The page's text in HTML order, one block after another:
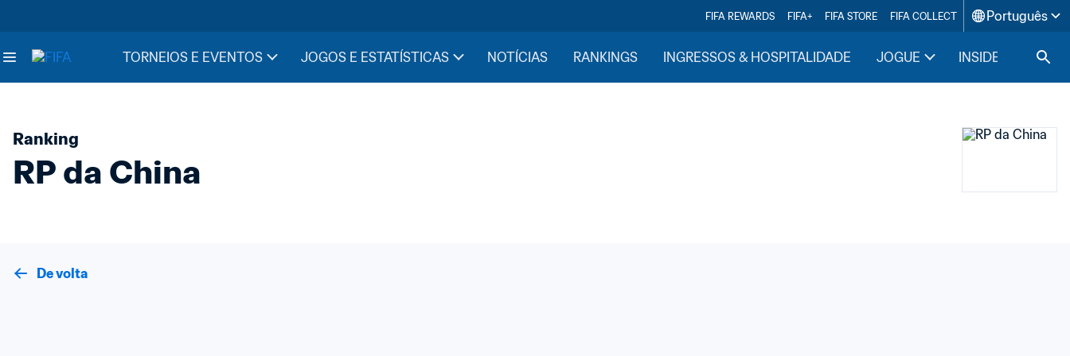
FIFA REWARDS FIFA+ FIFA STORE FIFA COLLECT Português
TORNEIOS E EVENTOS JOGOS E ESTATÍSTICAS NOTÍCIAS RANKINGS INGRESSOS & HOSPITALIDADE JOGUE INSIDE FIFA
Ranking
RP da China
De volta